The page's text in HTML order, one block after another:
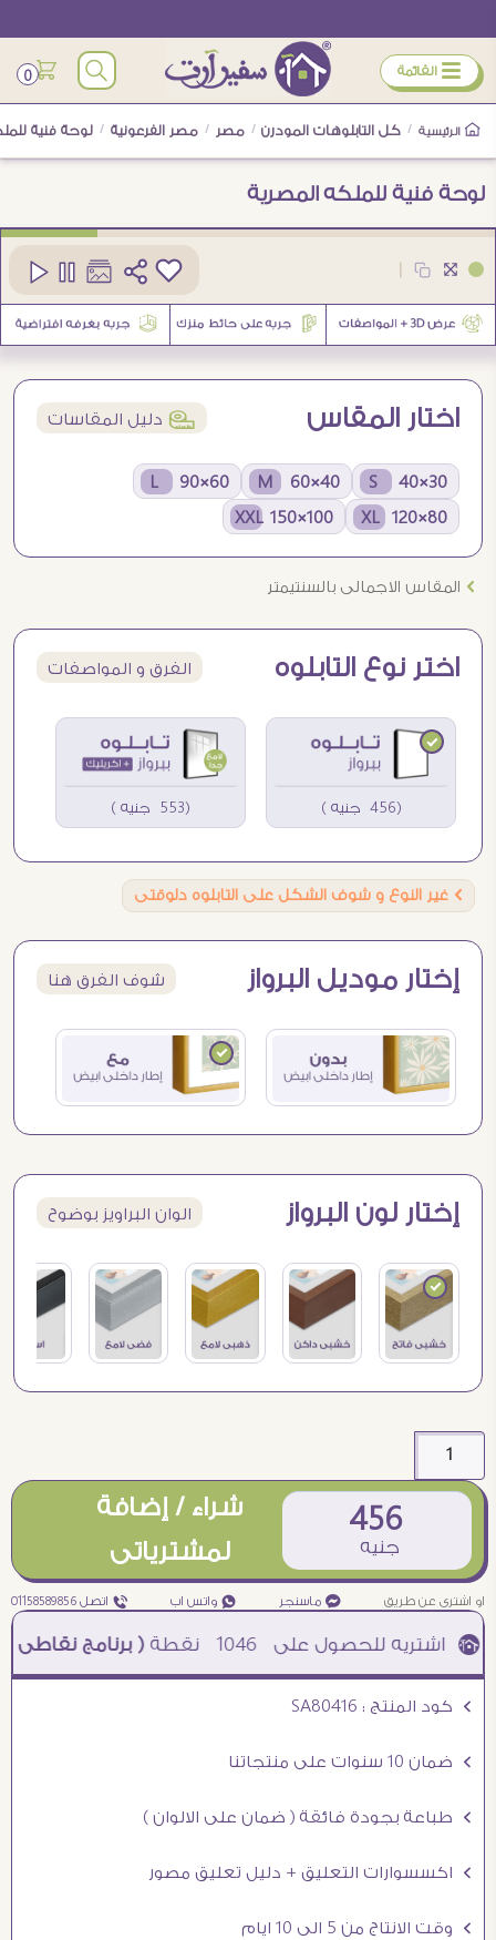
ÿ القائمة 0
الرئيسية / كل التابلوهات المودرن / مصر / مصر الفرعونية / لوحة فنية
لوحة فنية للملكه المصرية
اختار المقاس í دليل المقاسات
30×40 S
40×60 M
60×90 L
80×120 XL
100×150 XXL
Ö المقاس الاجمالى بالسنتيمتر
اختر نوع التابلوه الفرق و المواصفات
(456 جنيه ) (553 جنيه )
Ö غير النوع و شوف الشكل على التابلوه دلوقتى
إختار موديل البرواز شوف الفرق هنا
إختار لون البرواز الوان البراويز بوضوح
456
جنيه
شراء / إضافة
لمشترياتى
او اشترى عن طريق ¥ ماسنجر ₧ واتس اب ƒ اتصل 01158589856
1046 نقطة( برنامج نقاطى )à خصم 5% للعملاء الجدد à شحن مجانى عند الشراء ب 4000 جنيه à
Ö كود المنتج : SA80416
Ö ضمان 10 سنوات على منتجاتنا
Ö طباعة بجودة فائقة ( ضمان على الالوان )
Ö اكسسوارات التعليق + دليل تعليق مصور
Ö وقت الانتاج من 5 الى 10 ايام